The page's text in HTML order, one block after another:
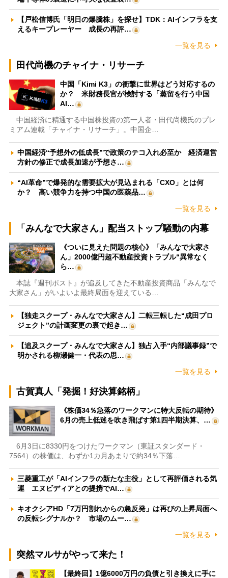
【戸松信博氏「明日の爆騰株」を探せ】TDK：AIインフラを支
えるキープレーヤー 成長の再評…
一覧を見る
田代尚機のチャイナ・リサーチ
中国「Kimi K3」の衝撃に世界はどう対応するの
か？ 米財務長官が検討する「蒸留を行う中国
AI…
中国経済に精通する中国株投資の第一人者・田代尚機氏のプレ
ミアム連載「チャイナ・リサーチ」。中国企…
中国経済“予想外の低成長”で政策のテコ入れ必至か 経済運営
方針の修正で成長加速が予想さ…
“AI革命”で爆発的な需要拡大が見込まれる「CXO」とは何
か？ 高い競争力を持つ中国の医薬品…
一覧を見る
「みんなで大家さん」配当ストップ騒動の内幕
《ついに見えた問題の核心》「みんなで大家さ
ん」2000億円超不動産投資トラブル“異常なく
ら…
本誌『週刊ポスト』が追及してきた不動産投資商品「みんなで
大家さん」がいよいよ最終局面を迎えている…
【独走スクープ・みんなで大家さん】二転三転した“成田プロ
ジェクト”の計画変更の裏で起き…
【追及スクープ・みんなで大家さん】独占入手“内部議事録”で
明かされる柳瀬健一・代表の思…
一覧を見る
古賀真人「発掘！好決算銘柄」
《株価34％急落のワークマンに特大反転の期待》
6月の売上低迷を吹き飛ばす第1四半期決算、…
6月3日に8330円をつけたワークマン（東証スタンダード・
7564）の株価は、わずか1カ月あまりで約34％下落…
三菱重工が「AIインフラの新たな主役」として再評価される気
運 エヌビディアとの提携でAI…
キオクシアHD「7万円割れからの急反発」は再びの上昇局面へ
の反転シグナルか？ 市場のムー…
一覧を見る
突然マルサがやって来た！
【最終回】1億6000万円の負債と引き換えに手に